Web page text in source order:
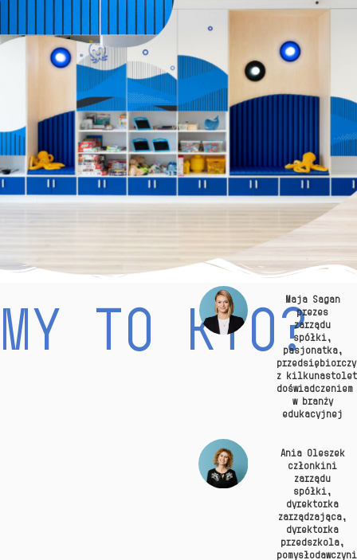
MY TO KTO?
Maja Sagan
prezes
zarządu
spółki,
pasjonatka,
z
doświadczeniem
w branży
edukacyjnej
Ania Oleszek
członkini
zarządu
spółki,
dyrektorka
zarządzająca,
dyrektorka
przedszkola,
pomysłodawczyni